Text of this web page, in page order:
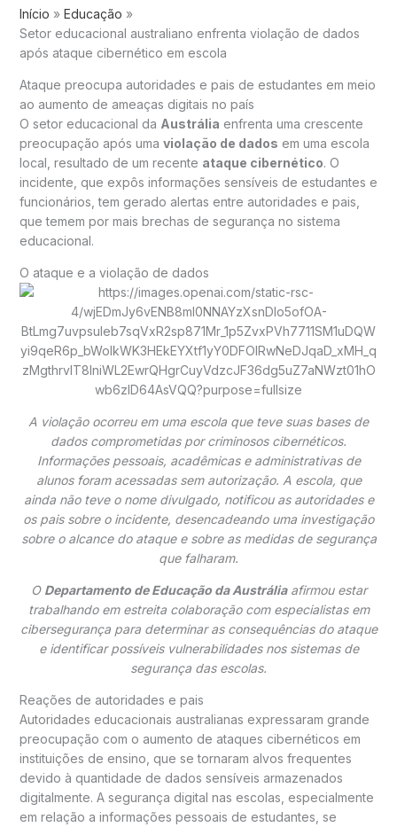
Início
Educação
Setor educacional australiano enfrenta violação de dados
após ataque cibernético em escola
Ataque preocupa autoridades e pais de estudantes em meio
ao aumento de ameaças digitais no país
O setor educacional da Austrália enfrenta uma crescente
preocupação após uma violação de dados em uma escola
local, resultado de um recente ataque cibernético. O
incidente, que expôs informações sensíveis de estudantes e
funcionários, tem gerado alertas entre autoridades e pais,
que temem por mais brechas de segurança no sistema
educacional.
O ataque e a violação de dados
A violação ocorreu em uma escola que teve suas bases de
dados comprometidas por criminosos cibernéticos.
Informações pessoais, acadêmicas e administrativas de
alunos foram acessadas sem autorização. A escola, que
ainda não teve o nome divulgado, notificou as autoridades e
os pais sobre o incidente, desencadeando uma investigação
sobre o alcance do ataque e sobre as medidas de segurança
que falharam.
O Departamento de Educação da Austráliaafirmou estar
trabalhando em estreita colaboração com especialistas em
cibersegurança para determinar as consequências do ataque
e identificar possíveis vulnerabilidades nos sistemas de
segurança das escolas.
Reações de autoridades e pais
Autoridades educacionais australianas expressaram grande
preocupação com o aumento de ataques cibernéticos em
instituições de ensino, que se tornaram alvos frequentes
devido à quantidade de dados sensíveis armazenados
digitalmente. A segurança digital nas escolas, especialmente
em relação a informações pessoais de estudantes, se